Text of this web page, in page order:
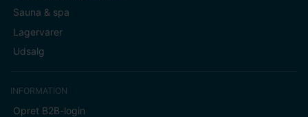
Sauna & spa
Lagervarer
Udsalg
INFORMATION
Opret B2B-login